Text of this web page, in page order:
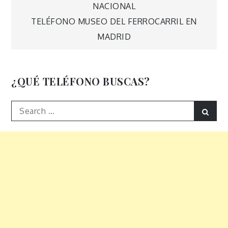
de
NACIONAL
TELÉFONO MUSEO DEL FERROCARRIL EN
MADRID
¿QUÉ TELÉFONO BUSCAS?
Search
for: